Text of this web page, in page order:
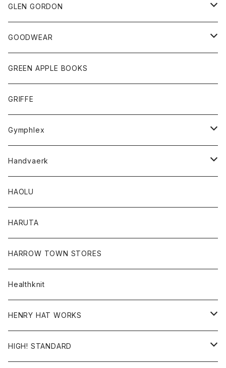
ネクタイ
チーフ
トップス
シャツ
タンクトップ
ボトム
ショートパンツ
スカート
レディース
スカート
Tシャツ
サンダル
トップス
Tシャツ
GLEN GORDON
グッズ
手袋
GOODWEAR
トップス
Tシャツ
GREEN APPLE BOOKS
GRIFFE
Gymphlex
アウター
カーディガン
コート
トップス
シャツ
スウェット
レディース
カーディガン
コート
ボトム
パンツ
Handvaerk
トップス
Tシャツ
ロンTEE
HAOLU
HARUTA
HARROW TOWN STORES
Healthknit
HENRY HAT WORKS
帽子
HIGH! STANDARD